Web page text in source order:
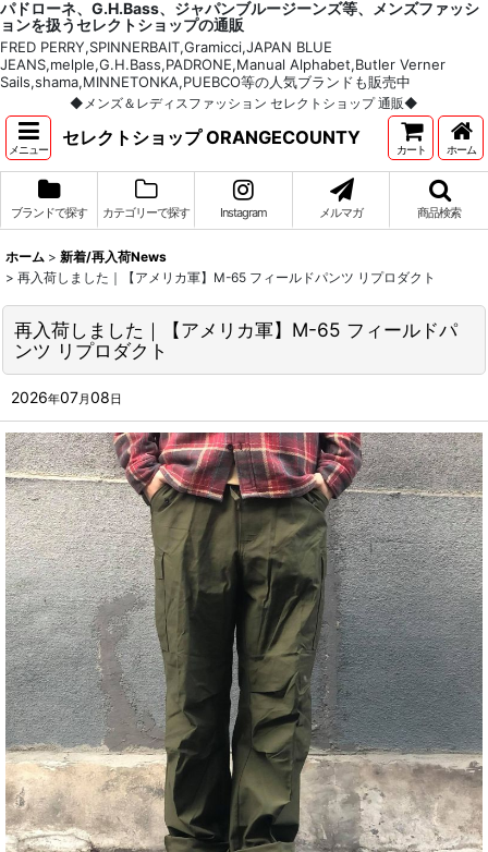
パドローネ、G.H.Bass、ジャパンブルージーンズ等、メンズファッシ
ョンを扱うセレクトショップの通販
FRED PERRY,SPINNERBAIT,Gramicci,JAPAN BLUE
JEANS,melple,G.H.Bass,PADRONE,Manual Alphabet,Butler Verner
Sails,shama,MINNETONKA,PUEBCO等の人気ブランドも販売中
◆メンズ＆レディスファッション セレクトショップ 通販◆
メニュー
セレクトショップ ORANGECOUNTY
カート ホーム
ブランドで探す カテゴリーで探す Instagram メルマガ 商品検索
ホーム > 新着/再入荷News
> 再入荷しました｜【アメリカ軍】M-65 フィールドパンツ リプロダクト
再入荷しました｜【アメリカ軍】M-65 フィールドパ
ンツ リプロダクト
2026年07月08日